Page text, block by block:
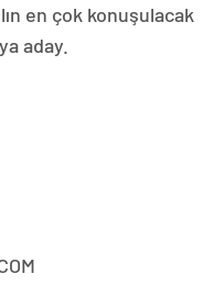
en çok konuşulacak
aday.